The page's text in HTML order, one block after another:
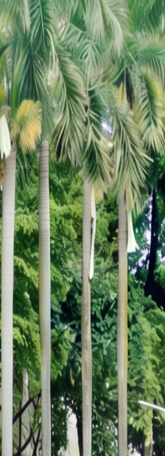
账号登录 扫码登
记住密码
登 录
推荐浏览器： Edge